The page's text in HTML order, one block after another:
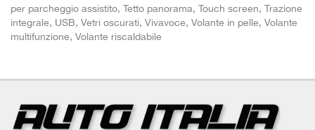
per parcheggio assistito, Tetto panorama, Touch screen, Trazione
integrale, USB, Vetri oscurati, Vivavoce, Volante in pelle, Volante
multifunzione, Volante riscaldabile